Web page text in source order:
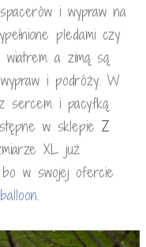
i wypraw na
pledami czy
wiatrem a zimą są
wypraw i podróży. W
sercem i pacyfką
w sklepie Z
XL już
w swojej ofercie
.